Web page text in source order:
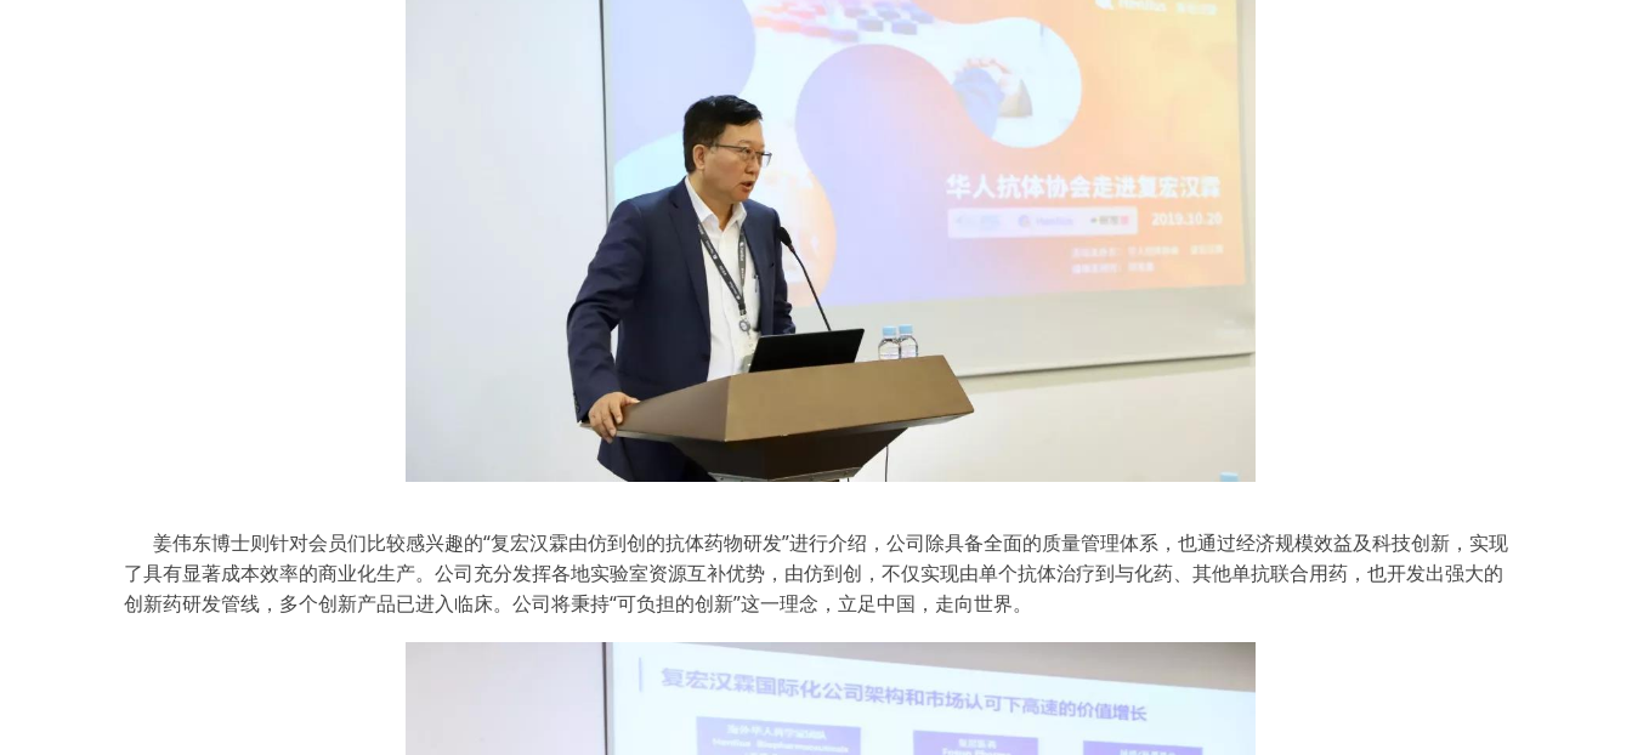
姜伟东博士则针对会员们比较感兴趣的“复宏汉霖由仿到创的抗体药物研发”进行介绍，公司除具备全面的质量管理体系，也通过经济规模效益及科技创新，实现
了具有显著成本效率的商业化生产。公司充分发挥各地实验室资源互补优势，由仿到创，不仅实现由单个抗体治疗到与化药、其他单抗联合用药，也开发出强大的
创新药研发管线，多个创新产品已进入临床。公司将秉持“可负担的创新”这一理念，立足中国，走向世界。